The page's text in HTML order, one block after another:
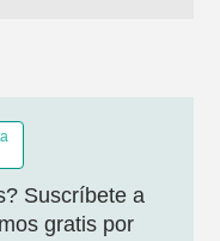
Suscríbete a
gratis por